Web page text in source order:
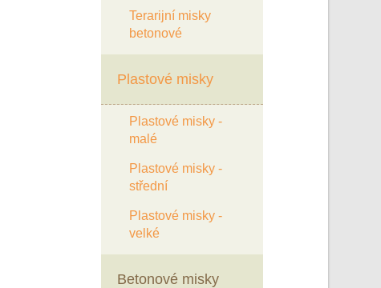
Terarijní misky
betonové
Plastové misky
Plastové misky -
malé
Plastové misky -
střední
Plastové misky -
velké
Betonové misky